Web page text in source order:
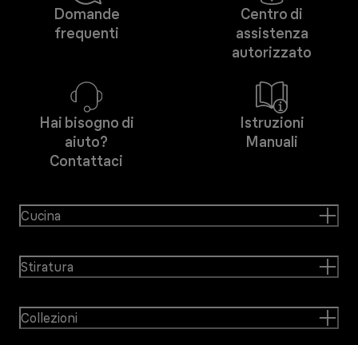
Domande
frequenti
Centro di
assistenza
autorizzato
Hai bisogno di
aiuto?
Contattaci
Istruzioni
Manuali
Cucina
Stiratura
Collezioni